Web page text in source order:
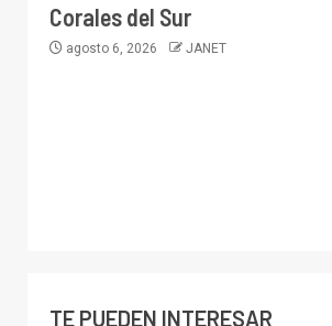
Corales del Sur
agosto 6, 2026 JANET
TE PUEDEN INTERESAR